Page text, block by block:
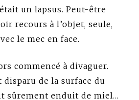
un lapsus. Peut-être
recours à l’objet, seule,
le mec en face.
commencé à divaguer.
de la surface du
sûrement enduit de miel…